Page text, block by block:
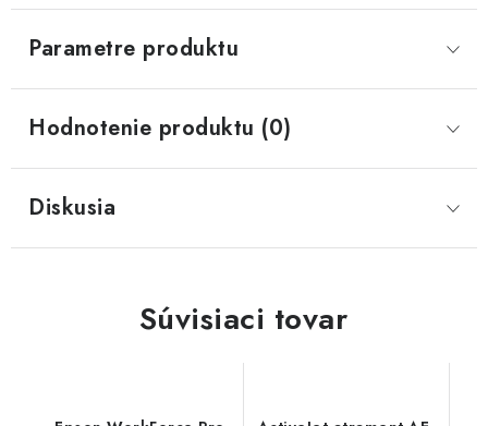
Parametre produktu
Hodnotenie produktu (0)
Diskusia
Súvisiaci tovar